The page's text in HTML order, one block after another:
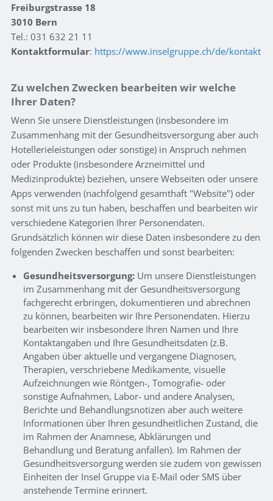
Freiburgstrasse 18
3010 Bern
Tel.: 031 632 21 11
Kontaktformular: https://www.inselgruppe.ch/de/kontakt
Zu welchen Zwecken bearbeiten wir welche
Ihrer Daten?
Wenn Sie unsere Dienstleistungen (insbesondere im
Zusammenhang mit der Gesundheitsversorgung aber auch
Hotellerieleistungen oder sonstige) in Anspruch nehmen
oder Produkte (insbesondere Arzneimittel und
Medizinprodukte) beziehen, unsere Webseiten oder unsere
Apps verwenden (nachfolgend gesamthaft "Website") oder
sonst mit uns zu tun haben, beschaffen und bearbeiten wir
verschiedene Kategorien Ihrer Personendaten.
Grundsätzlich können wir diese Daten insbesondere zu den
folgenden Zwecken beschaffen und sonst bearbeiten:
Gesundheitsversorgung: Um unsere Dienstleistungen
im Zusammenhang mit der Gesundheitsversorgung
fachgerecht erbringen, dokumentieren und abrechnen
zu können, bearbeiten wir Ihre Personendaten. Hierzu
bearbeiten wir insbesondere Ihren Namen und Ihre
Kontaktangaben und Ihre Gesundheitsdaten (z.B.
Angaben über aktuelle und vergangene Diagnosen,
Therapien, verschriebene Medikamente, visuelle
Aufzeichnungen wie Röntgen-, Tomografie- oder
sonstige Aufnahmen, Labor- und andere Analysen,
Berichte und Behandlungsnotizen aber auch weitere
Informationen über Ihren gesundheitlichen Zustand, die
im Rahmen der Anamnese, Abklärungen und
Behandlung und Beratung anfallen). Im Rahmen der
Gesundheitsversorgung werden sie zudem von gewissen
Einheiten der Insel Gruppe via E-Mail oder SMS über
anstehende Termine erinnert.